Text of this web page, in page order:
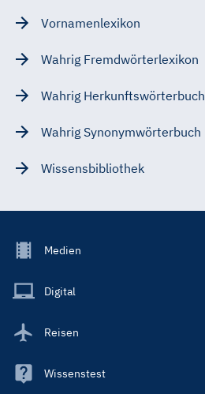
Vornamenlexikon
Wahrig Fremdwörterlexikon
Wahrig Herkunftswörterbuch
Wahrig Synonymwörterbuch
Wissensbibliothek
Footer
Main
Medien
Digital
Reisen
Wissenstest